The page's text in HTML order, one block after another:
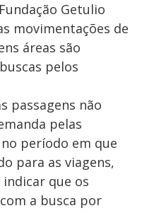
Getulio
movimentações de
áreas são
pelos
passagens não
pelas
período em que
para as viagens,
que os
a busca por